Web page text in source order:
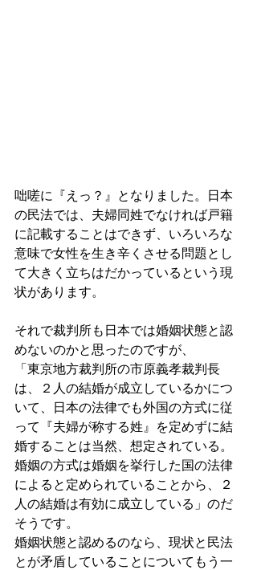
咄嗟に『えっ？』となりました。日本
の民法では、夫婦同姓でなければ戸籍
に記載することはできず、いろいろな
意味で女性を生き辛くさせる問題とし
て大きく立ちはだかっているという現
状があります。
それで裁判所も日本では婚姻状態と認
めないのかと思ったのですが、
「東京地方裁判所の市原義孝裁判長
は、２人の結婚が成立しているかにつ
いて、日本の法律でも外国の方式に従
って『夫婦が称する姓』を定めずに結
婚することは当然、想定されている。
婚姻の方式は婚姻を挙行した国の法律
によると定められていることから、２
人の結婚は有効に成立している」のだ
そうです。
婚姻状態と認めるのなら、現状と民法
とが矛盾していることについてもう一